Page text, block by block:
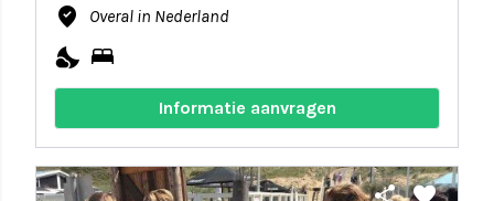
where_to_vote Overal in Nederland
nights_stay bed
Informatie aanvragen